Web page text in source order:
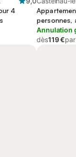
4
personnes,
Annulation
dès119 €